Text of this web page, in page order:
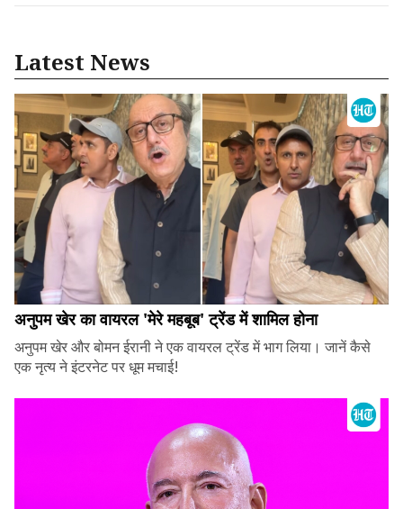
Latest News
अनुपम खेर का वायरल 'मेरे महबूब' ट्रेंड में शामिल होना
अनुपम खेर और बोमन ईरानी ने एक वायरल ट्रेंड में भाग लिया। जानें कैसे
एक नृत्य ने इंटरनेट पर धूम मचाई!